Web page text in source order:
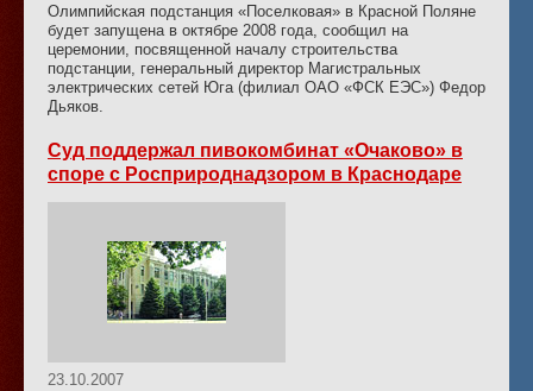
Олимпийская подстанция «Поселковая» в Красной Поляне
будет запущена в октябре 2008 года, сообщил на
церемонии, посвященной началу строительства
подстанции, генеральный директор Магистральных
электрических сетей Юга (филиал ОАО «ФСК ЕЭС») Федор
Дьяков.
Суд поддержал пивокомбинат «Очаково» в
споре с Росприроднадзором в Краснодаре
23.10.2007